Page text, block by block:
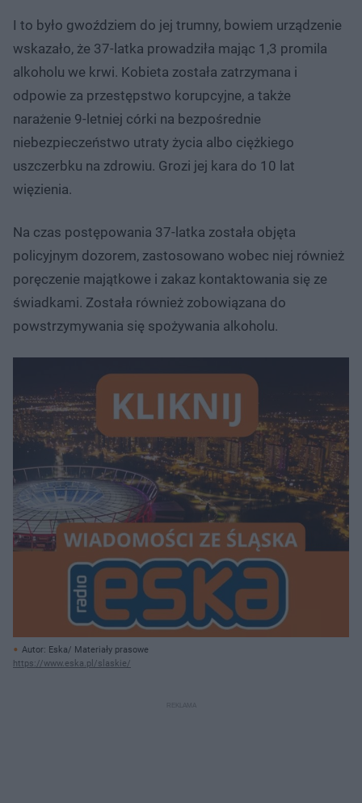
I to było gwoździem do jej trumny, bowiem urządzenie
wskazało, że 37-latka prowadziła mając 1,3 promila
alkoholu we krwi. Kobieta została zatrzymana i
odpowie za przestępstwo korupcyjne, a także
narażenie 9-letniej córki na bezpośrednie
niebezpieczeństwo utraty życia albo ciężkiego
uszczerbku na zdrowiu. Grozi jej kara do 10 lat
więzienia.
Na czas postępowania 37-latka została objęta
policyjnym dozorem, zastosowano wobec niej również
poręczenie majątkowe i zakaz kontaktowania się ze
świadkami. Została również zobowiązana do
powstrzymywania się spożywania alkoholu.
Autor: Eska/ Materiały prasowe
https://www.eska.pl/slaskie/